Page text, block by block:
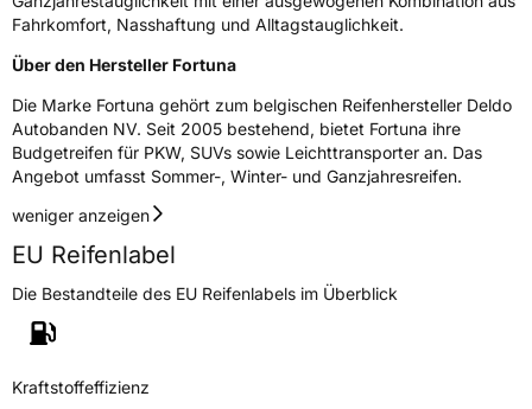
3PMSF / Schneeflockensymbol / Alpine-SymbolJa
Allgemeine Produktsicherheit (GPSR)
HerstellerkontaktDeldo Autobanden NV, Essensteenweg 113
2930 Brasschaat, compliance@deldo.com
Fahrkomfort, Nasshaftung und Alltagstauglichkeit.
Über den Hersteller Fortuna
Die Marke Fortuna gehört zum belgischen Reifenhersteller Deldo
Autobanden NV. Seit 2005 bestehend, bietet Fortuna ihre
Budgetreifen für PKW, SUVs sowie Leichttransporter an. Das
Angebot umfasst Sommer-, Winter- und Ganzjahresreifen.
weniger anzeigen
EU Reifenlabel
Die Bestandteile des EU Reifenlabels im Überblick
Kraftstoffeffizienz